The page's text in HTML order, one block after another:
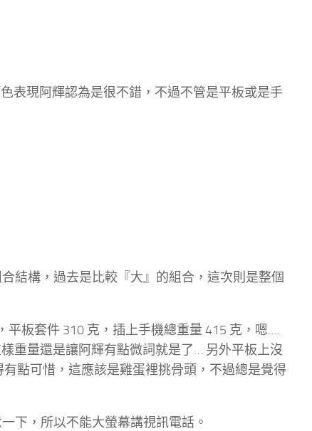
表現阿輝認為是很不錯，不過不管是平板或是手
結構，過去是比較『大』的組合，這次則是整個
板套件 310 克，插上手機總重量 415 克，嗯….
重量還是讓阿輝有點微詞就是了… 另外平板上沒
點可惜，這應該是雞蛋裡挑骨頭，不過總是覺得
下，所以不能大螢幕講視訊電話。